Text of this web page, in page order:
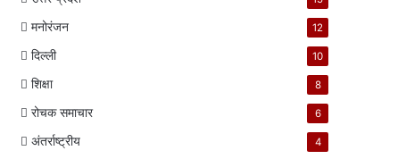
मनोरंजन 12
दिल्ली 10
शिक्षा 8
रोचक समाचार 6
अंतर्राष्ट्रीय 4